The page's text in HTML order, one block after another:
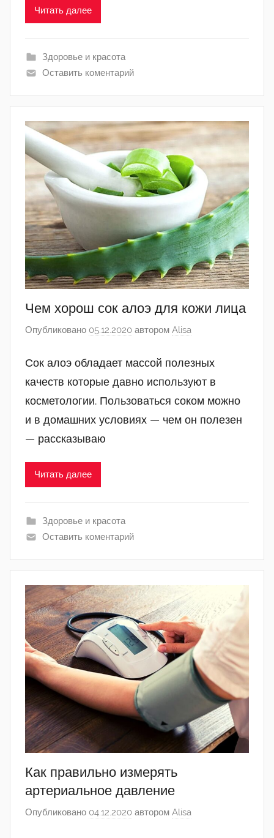
Читать далее
Здоровье и красота
Оставить коментарий
Чем хорош сок алоэ для кожи лица
Опубликовано 05.12.2020 автором Alisa
Сок алоэ обладает массой полезных
качеств которые давно используют в
косметологии. Пользоваться соком можно
и в домашних условиях — чем он полезен
— рассказываю
Читать далее
Здоровье и красота
Оставить коментарий
Как правильно измерять
артериальное давление
Опубликовано 04.12.2020 автором Alisa